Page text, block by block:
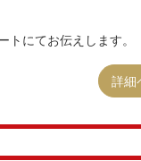
にてお伝えします。
詳細